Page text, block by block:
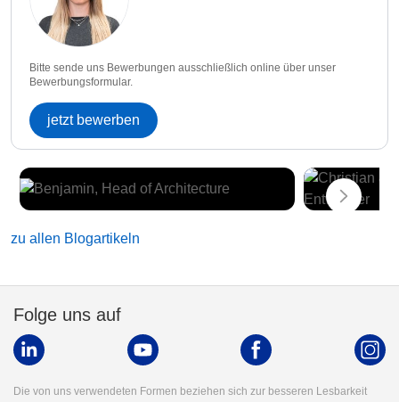
Bitte sende uns Bewerbungen ausschließlich online über unser
Bewerbungsformular.
jetzt bewerben
zu allen Blogartikeln
Folge uns auf
Die von uns verwendeten Formen beziehen sich zur besseren Lesbarkeit